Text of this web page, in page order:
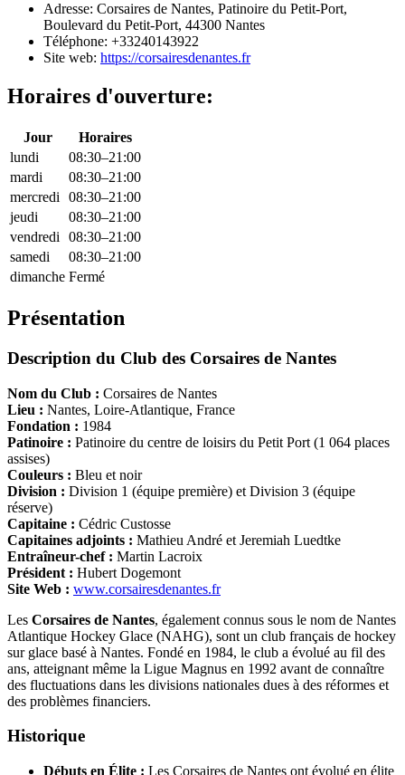
Adresse: Corsaires de Nantes, Patinoire du Petit-Port,
Boulevard du Petit-Port, 44300 Nantes
Téléphone: +33240143922
Site web: https://corsairesdenantes.fr
Horaires d'ouverture:
Jour
Horaires
lundi
08:30–21:00
mardi
08:30–21:00
mercredi
08:30–21:00
jeudi
08:30–21:00
vendredi
08:30–21:00
samedi
08:30–21:00
dimanche Fermé
Présentation
Description du Club des Corsaires de Nantes
Nom du Club : Corsaires de Nantes
Lieu : Nantes, Loire-Atlantique, France
Fondation : 1984
Patinoire : Patinoire du centre de loisirs du Petit Port (1 064 places
assises)
Couleurs : Bleu et noir
Division : Division 1 (équipe première) et Division 3 (équipe
réserve)
Capitaine : Cédric Custosse
Capitaines adjoints : Mathieu André et Jeremiah Luedtke
Entraîneur-chef : Martin Lacroix
Président : Hubert Dogemont
Site Web : www.corsairesdenantes.fr
Les Corsaires de Nantes, également connus sous le nom de Nantes
Atlantique Hockey Glace (NAHG), sont un club français de hockey
sur glace basé à Nantes. Fondé en 1984, le club a évolué au fil des
ans, atteignant même la Ligue Magnus en 1992 avant de connaître
des fluctuations dans les divisions nationales dues à des réformes et
des problèmes financiers.
Historique
Débuts en Élite : Les Corsaires de Nantes ont évolué en élite